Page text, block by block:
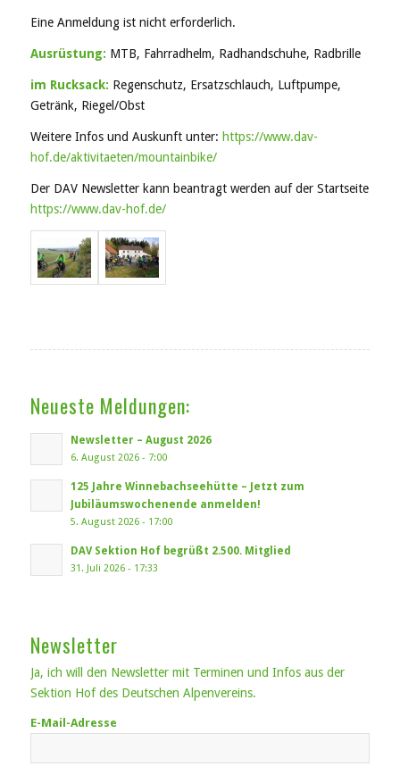
Eine Anmeldung ist nicht erforderlich.
Ausrüstung: MTB, Fahrradhelm, Radhandschuhe, Radbrille
im Rucksack: Regenschutz, Ersatzschlauch, Luftpumpe,
Getränk, Riegel/Obst
Weitere Infos und Auskunft unter: https://www.dav-
hof.de/aktivitaeten/mountainbike/
Der DAV Newsletter kann beantragt werden auf der Startseite
https://www.dav-hof.de/
Neueste Meldungen:
Newsletter – August 2026
6. August 2026 - 7:00
125 Jahre Winnebachseehütte – Jetzt zum
Jubiläumswochenende anmelden!
5. August 2026 - 17:00
DAV Sektion Hof begrüßt 2.500. Mitglied
31. Juli 2026 - 17:33
Newsletter
Ja, ich will den Newsletter mit Terminen und Infos aus der
Sektion Hof des Deutschen Alpenvereins.
E-Mail-Adresse